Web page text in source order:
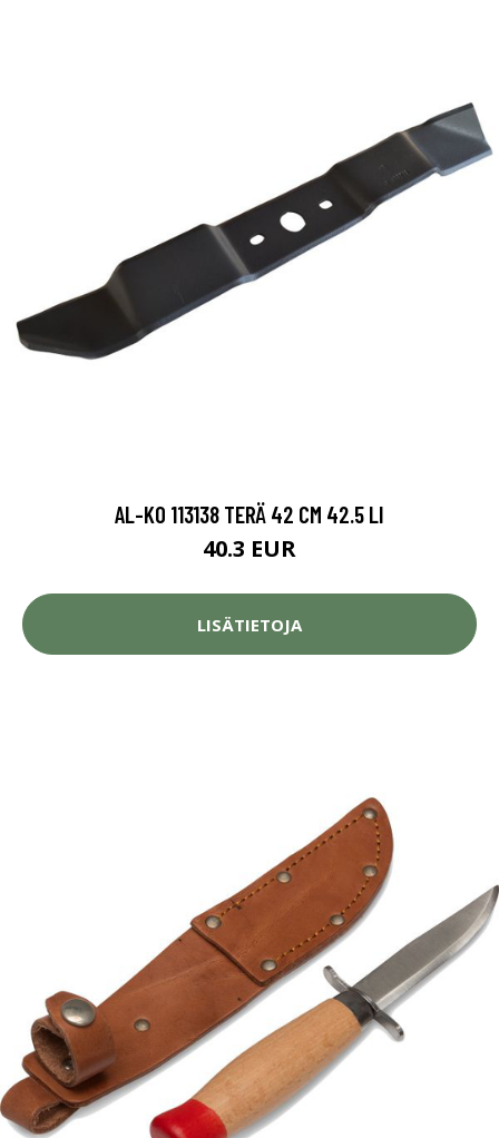
AL-KO 113138 TERÄ 42 CM 42.5 LI
40.3 EUR
LISÄTIETOJA